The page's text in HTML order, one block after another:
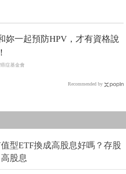
！
妳一起預防HPV，才有資格說
症基金會
Recommended by
型ETF換成高股息好嗎？存股
股息